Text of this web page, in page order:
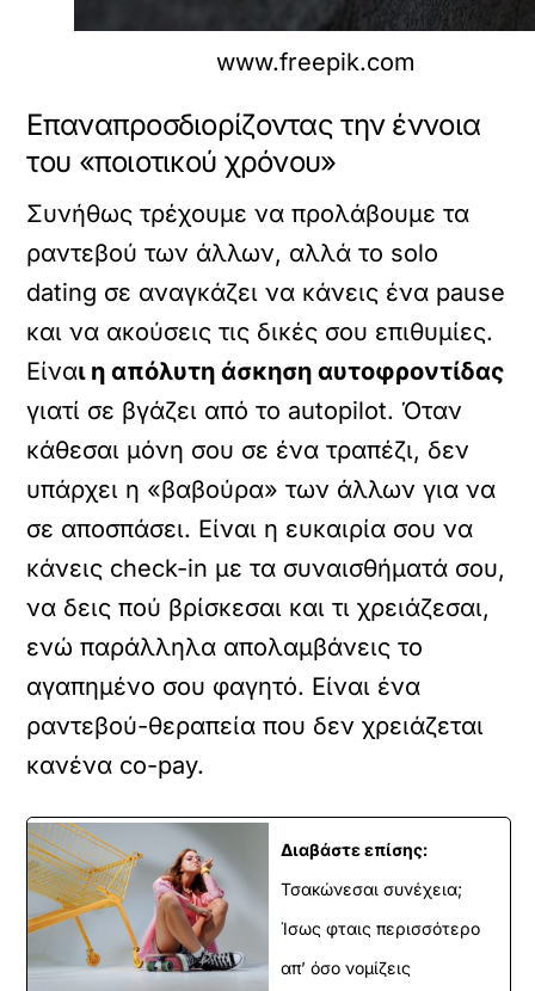
www.freepik.com
Επαναπροσδιορίζοντας την έννοια
του «ποιοτικού χρόνου»
Συνήθως τρέχουμε να προλάβουμε τα
ραντεβού των άλλων, αλλά το solo
dating σε αναγκάζει να κάνεις ένα pause
και να ακούσεις τις δικές σου επιθυμίες.
Είναι η απόλυτη άσκηση αυτοφροντίδας
γιατί σε βγάζει από το autopilot. Όταν
κάθεσαι μόνη σου σε ένα τραπέζι, δεν
υπάρχει η «βαβούρα» των άλλων για να
σε αποσπάσει. Είναι η ευκαιρία σου να
κάνεις check-in με τα συναισθήματά σου,
να δεις πού βρίσκεσαι και τι χρειάζεσαι,
ενώ παράλληλα απολαμβάνεις το
αγαπημένο σου φαγητό. Είναι ένα
ραντεβού-θεραπεία που δεν χρειάζεται
κανένα co-pay.
Διαβάστε επίσης:
Τσακώνεσαι συνέχεια;
Ίσως φταις περισσότερο
απ’ όσο νομίζεις